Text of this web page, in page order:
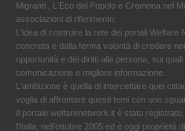
Migranti , L'Eco del Popolo e Cremona nel
associazioni di riferimento.
L'idea di costruire la rete dei portali
concreta e dalla ferma volontà di credere
opportunità e dei diritti alla persona, sui
comunicazione e migliore informazione.
L'ambizione è quella di intercettare quei
voglia di affrontare questi temi con uno
Il portale welfarenetwork.it è stato
l'Italia, nell’ottobre 2005 ed è oggi proprietà